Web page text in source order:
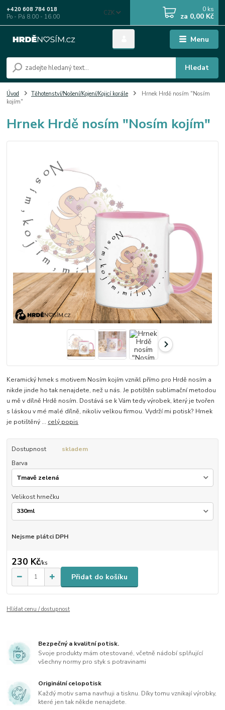
Menu
CZK
Hledat
+420 608 784 018
Po - Pá 8.00 - 16.00
0 ks
za 0,00 Kč
Úvod Těhotenství/Nošení/Kojení/Kojicí korále
Hrnek Hrdě nosím "Nosím
kojím"
Hrnek Hrdě nosím "Nosím kojím"
Keramický hrnek s motivem Nosím kojím vznikl přímo pro Hrdě nosím a
nikde jinde ho tak nenajdete, než u nás. Je potištěn sublimační metodou
u mě v dílně Hrdě nosím. Dostává se k Vám tedy výrobek, který je tvořen
s láskou v mé malé dílně, nikoliv velkou firmou. Vydrží mi potisk? Hrnek
je potištěný ... celý popis
Dostupnost
skladem
Barva
Velikost hrnečku
Nejsme plátci DPH
230 Kč/ks
Přidat do košíku
Hlídat cenu / dostupnost
Bezpečný a kvalitní potisk.
Svoje produkty mám otestované, včetně nádobí splňující
všechny normy pro styk s potravinami
Originální celopotisk
Každý motiv sama navrhuji a tisknu. Díky tomu vznikají výrobky,
které jen tak někde nenajdete.